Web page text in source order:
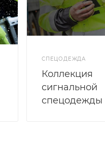
СПЕЦОДЕЖДА
Коллекция
сигнальной
спецодежды